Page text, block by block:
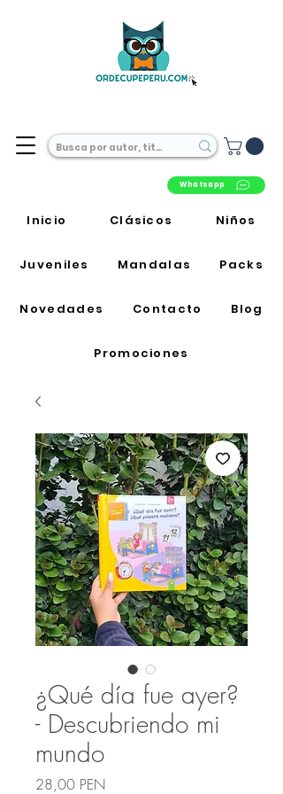
Whatsapp
Inicio Clásicos Niños
Juveniles Mandalas Packs
Novedades Contacto Blog
Promociones
¿Qué día fue ayer?
- Descubriendo mi
mundo
28,00 PENPrecio